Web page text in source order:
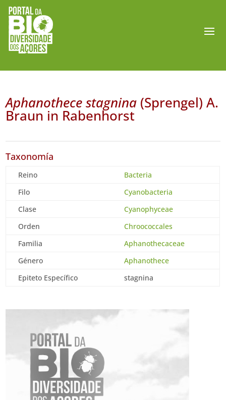
Aphanothece stagnina (Sprengel) A.
Braun in Rabenhorst
Taxonomía
Reino
Bacteria
Filo
Cyanobacteria
Clase
Cyanophyceae
Orden
Chroococcales
Familia
Aphanothecaceae
Género
Aphanothece
Epiteto Específico
stagnina